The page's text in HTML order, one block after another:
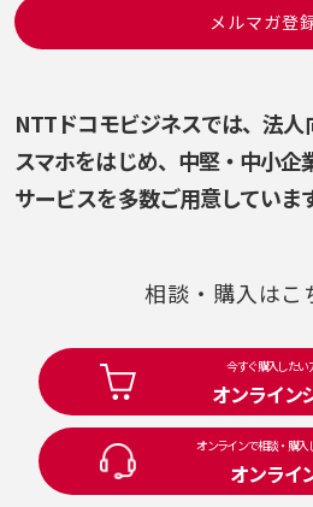
メルマガ登
NTTドコモビジネスでは、法
スマホをはじめ、 中堅・中小企
サービスを多数ご用意していま
相談・購入はこ
今すぐ購入したい
オンライン
オンラインで相談・購入
オンライ